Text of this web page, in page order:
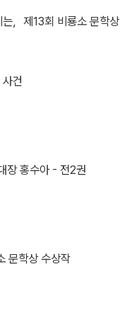
，제13회 비룡소 문학상
건
장 홍수아 - 전2권
문학상 수상작